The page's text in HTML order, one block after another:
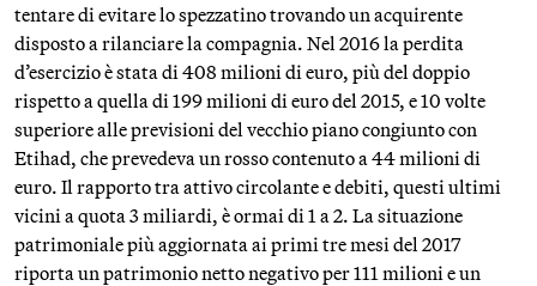
tentare di evitare lo spezzatino trovando un acquirente
disposto a rilanciare la compagnia. Nel 2016 la perdita
d’esercizio è stata di 408 milioni di euro, più del doppio
rispetto a quella di 199 milioni di euro del 2015, e 10 volte
superiore alle previsioni del vecchio piano congiunto con
Etihad, che prevedeva un rosso contenuto a 44 milioni di
euro. Il rapporto tra attivo circolante e debiti, questi ultimi
vicini a quota 3 miliardi, è ormai di 1 a 2. La situazione
patrimoniale più aggiornata ai primi tre mesi del 2017
riporta un patrimonio netto negativo per 111 milioni e un